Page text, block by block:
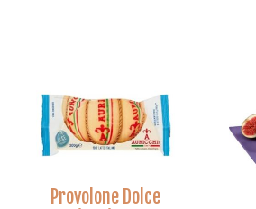
Provolone Dolce